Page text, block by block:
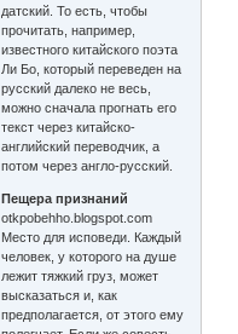
датский. То есть, чтобы
прочитать, например,
известного китайского поэта
Ли Бо, который переведен на
русский далеко не весь,
можно сначала прогнать его
текст через китайско-
английский переводчик, а
потом через англо-русский.
Пещера признаний
otkpobehho.blogspot.com
Место для исповеди. Каждый
человек, у которого на душе
лежит тяжкий груз, может
высказаться и, как
предполагается, от этого ему